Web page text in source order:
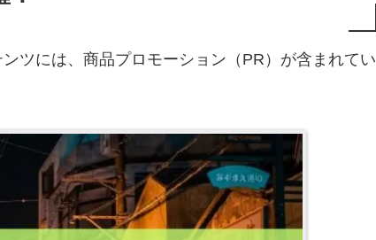
ツには、商品プロモーション（PR）が含まれてい